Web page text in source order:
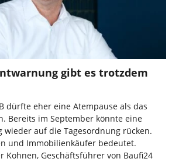
gibt es trotzdem
dürfte eher eine Atempause als das
Bereits im September könnte eine
wieder auf die Tagesordnung rücken.
und Immobilienkäufer bedeutet.
Kohnen, Geschäftsführer von Baufi24